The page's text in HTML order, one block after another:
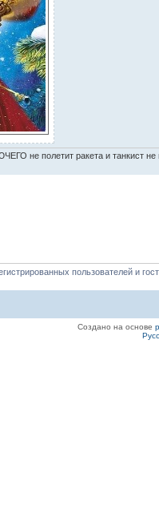
не полетит ракета и танкист не
пользователей и
Создано на основе